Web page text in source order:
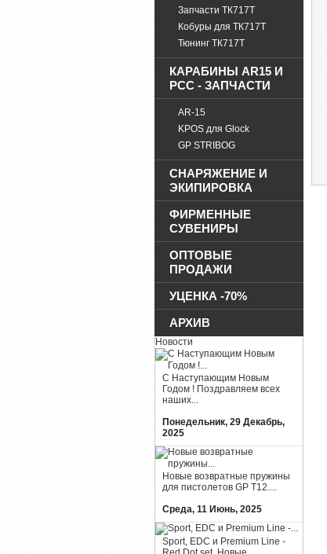
Запчасти ТК717Т
Кобуры для ТК717Т
Тюнинг ТК717Т
КАРАБИНЫ AR15 И
PCC - ЗАПЧАСТИ
AR-15
KPOS для Glock
GP STRIBOG
СНАРЯЖЕНИЕ И
ЭКИПИРОВКА
ФИРМЕННЫЕ
СУВЕНИРЫ
ОПТОВЫЕ
ПРОДАЖИ
УЦЕНКА -70%
АРХИВ
Новости
С Наступающим Новым
Годом ! Поздравляем всех
наших...
Понедельник, 29 Декабрь,
2025
Новые возвратные пружины
для пистолетов GP T12....
Среда, 11 Июнь, 2025
Sport, EDC и Premium Line -